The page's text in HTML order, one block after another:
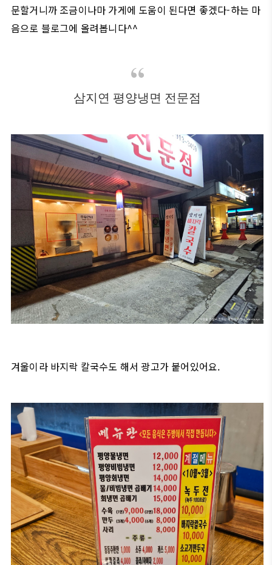
문할거니까 조금이나마 가게에 도움이 된다면 좋겠다-하는 마
음으로 블로그에 올려봅니다^^
삼지연 평양냉면 전문점
겨울이라 바지락 칼국수도 해서 광고가 붙어있어요.